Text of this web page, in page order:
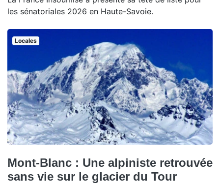
les sénatoriales 2026 en Haute-Savoie.
Locales
Mont-Blanc : Une alpiniste retrouvée
sans vie sur le glacier du Tour